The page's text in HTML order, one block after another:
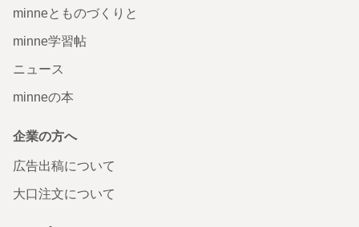
minneとものづくりと
minne学習帖
ニュース
minneの本
企業の方へ
広告出稿について
大口注文について